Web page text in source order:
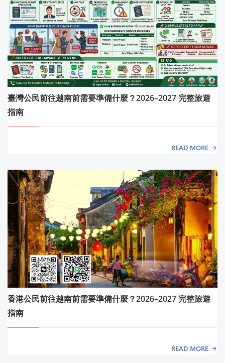
臺灣公民前往越南前需要準備什麼？2026–2027 完整旅遊
指南
READ MORE
香港公民前往越南前需要準備什麼？2026–2027 完整旅遊
指南
READ MORE